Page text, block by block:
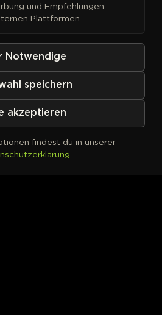
definiert
und Empfehlungen.
Plattformen.
Notwendige
speichern
akzeptieren
findest du in unserer